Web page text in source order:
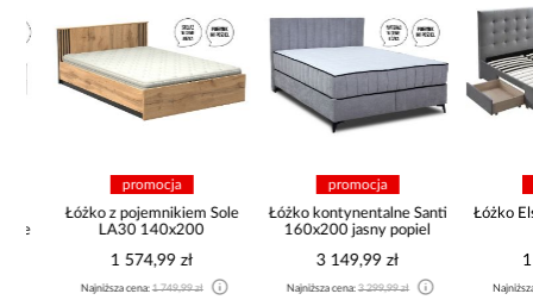
promocja
Łóżko z pojemnikiem Sole
LA30 140x200
1 574,99 zł
Najniższa cena:1 749,99 zł
promocja
Łóżko kontynentalne Santi
160x200 jasny popiel
3 149,99 zł
Najniższa cena:3 299,99 zł
Łóżko Elsa
1
Najniższa